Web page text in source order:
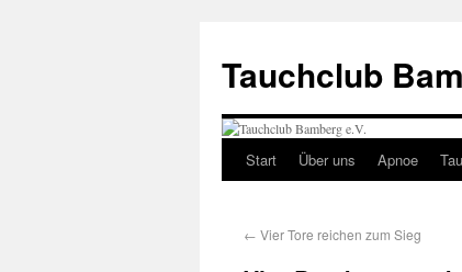
Tauchclub
Start Über uns Apnoe
← Vier Tore reichen zum Sieg